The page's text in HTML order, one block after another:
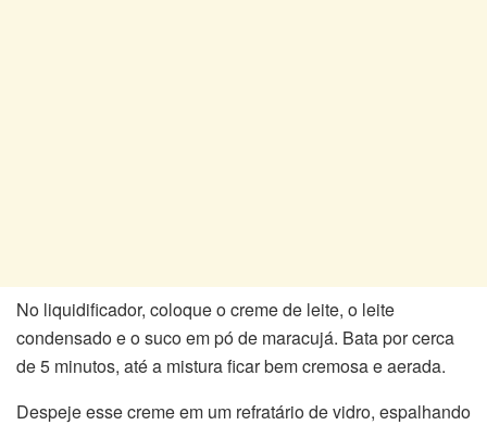
No liquidificador, coloque o creme de leite, o leite
condensado e o suco em pó de maracujá. Bata por cerca
de 5 minutos, até a mistura ficar bem cremosa e aerada.
Despeje esse creme em um refratário de vidro, espalhando